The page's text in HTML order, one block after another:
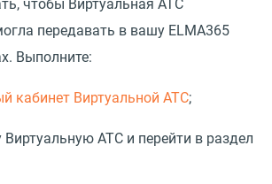
чтобы Виртуальная АТС
передавать в вашу ELMA365
Выполните:
кабинет Виртуальной АТС;
АТС и перейти в раздел